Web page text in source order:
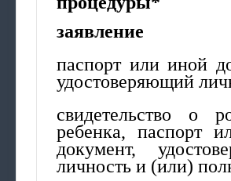
заявление
паспорт или иной
удостоверяющий
свидетельство о
ребенка, паспорт
документ,
личность и (или)